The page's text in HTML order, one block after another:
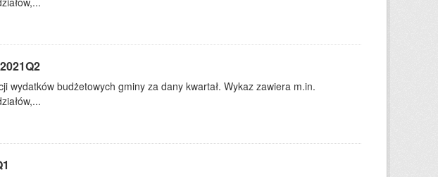
wydatków budżetowych gminy za dany kwartał. Wykaz zawiera m.in.